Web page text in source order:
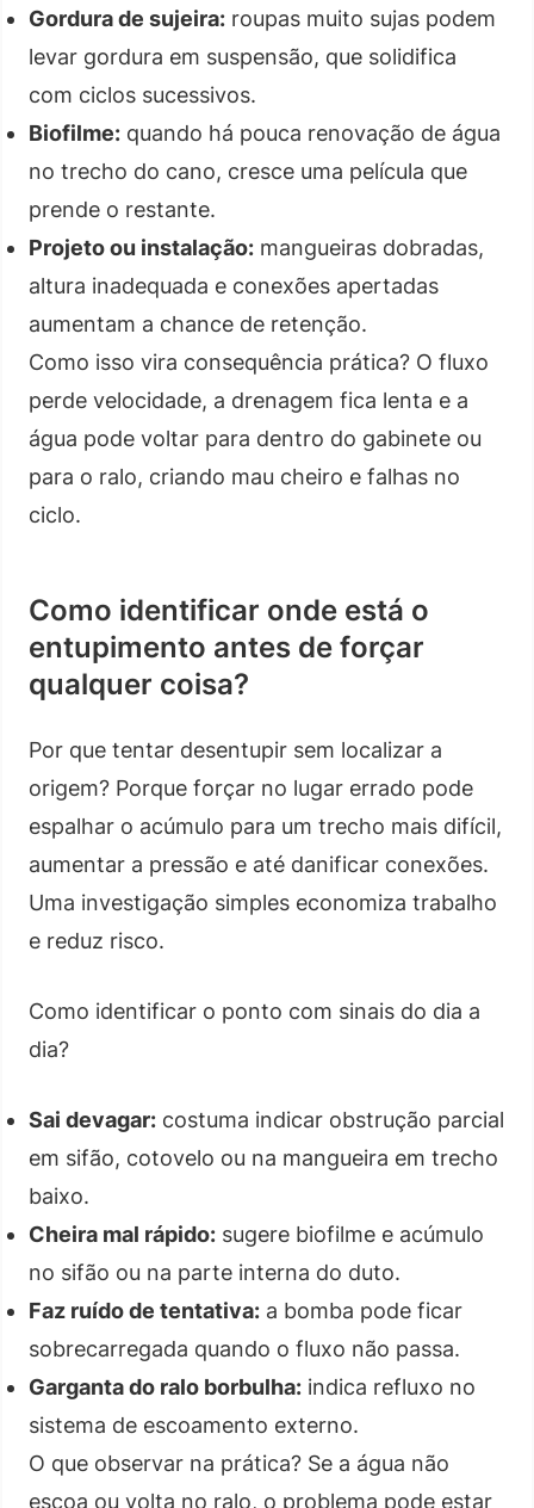
Gordura de sujeira: roupas muito sujas podem
levar gordura em suspensão, que solidifica
com ciclos sucessivos.
Biofilme: quando há pouca renovação de água
no trecho do cano, cresce uma película que
prende o restante.
Projeto ou instalação: mangueiras dobradas,
altura inadequada e conexões apertadas
aumentam a chance de retenção.
Como isso vira consequência prática? O fluxo
perde velocidade, a drenagem fica lenta e a
água pode voltar para dentro do gabinete ou
para o ralo, criando mau cheiro e falhas no
ciclo.
Como identificar onde está o
entupimento antes de forçar
qualquer coisa?
Por que tentar desentupir sem localizar a
origem? Porque forçar no lugar errado pode
espalhar o acúmulo para um trecho mais difícil,
aumentar a pressão e até danificar conexões.
Uma investigação simples economiza trabalho
e reduz risco.
Como identificar o ponto com sinais do dia a
dia?
Sai devagar: costuma indicar obstrução parcial
em sifão, cotovelo ou na mangueira em trecho
baixo.
Cheira mal rápido: sugere biofilme e acúmulo
no sifão ou na parte interna do duto.
Faz ruído de tentativa: a bomba pode ficar
sobrecarregada quando o fluxo não passa.
Garganta do ralo borbulha: indica refluxo no
sistema de escoamento externo.
O que observar na prática? Se a água não
escoa ou volta no ralo, o problema pode estar